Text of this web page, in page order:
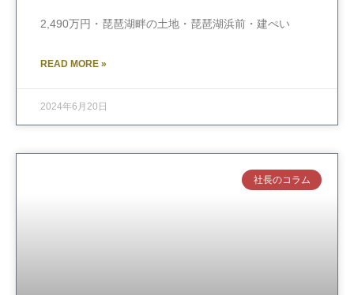
2,490万円・琵琶湖畔の土地・琵琶湖浜前・建ぺい
READ MORE »
2024年6月20日
社長のコラム